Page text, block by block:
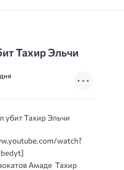
Тахир Эльчи
watch?
Амаде Тахир